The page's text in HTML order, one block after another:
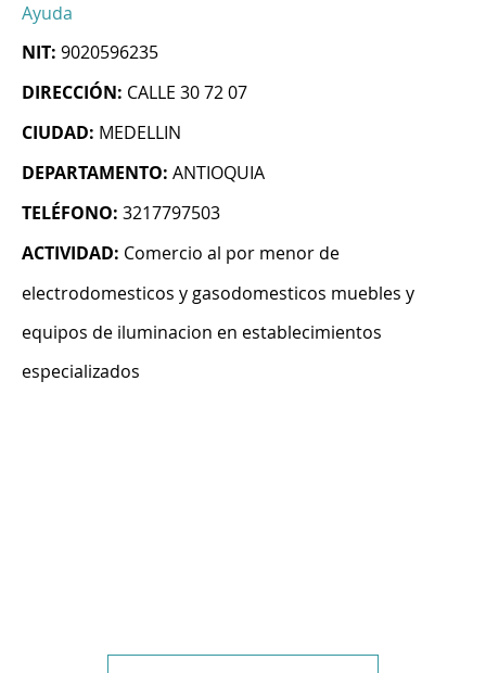
Ayuda
NIT: 9020596235
DIRECCIÓN: CALLE 30 72 07
CIUDAD: MEDELLIN
DEPARTAMENTO: ANTIOQUIA
TELÉFONO: 3217797503
ACTIVIDAD: Comercio al por menor de
electrodomesticos y gasodomesticos muebles y
equipos de iluminacion en establecimientos
especializados